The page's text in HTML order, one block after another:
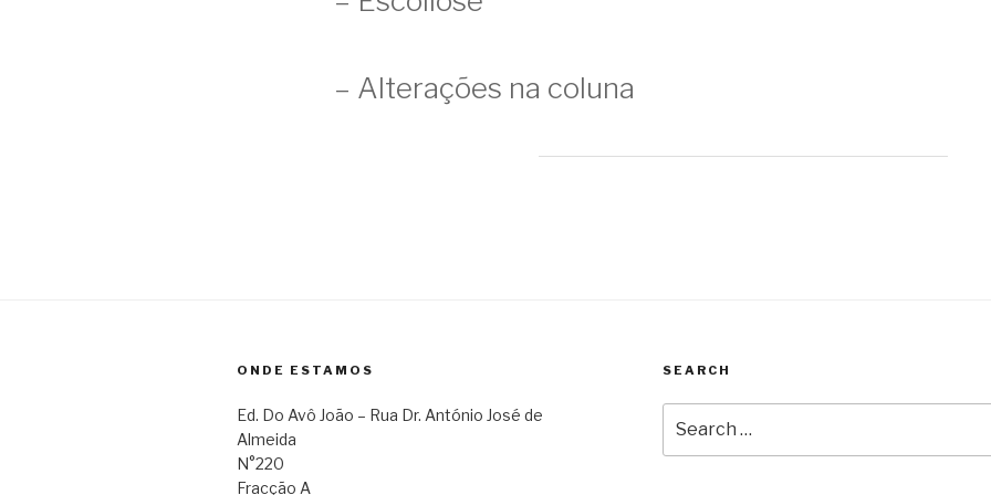
– Alterações na coluna
ONDE ESTAMOS
Ed. Do Avô João – Rua Dr. António José de
Almeida
N°220
Fracção A
SEARCH
for: